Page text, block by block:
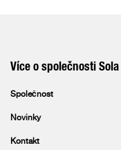
Více o společnosti Sola
Společnost
Novinky
Kontakt